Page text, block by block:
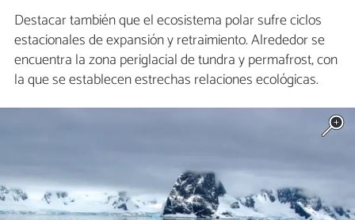
Destacar también que el ecosistema polar sufre ciclos
estacionales de expansión y retraimiento. Alrededor se
encuentra la zona periglacial de tundra y permafrost, con
la que se establecen estrechas relaciones ecológicas.